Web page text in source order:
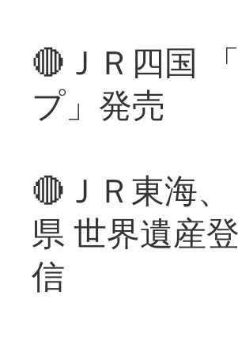
🔴ＪＲ四国
プ」発売
🔴ＪＲ東海
県 世界遺産
信